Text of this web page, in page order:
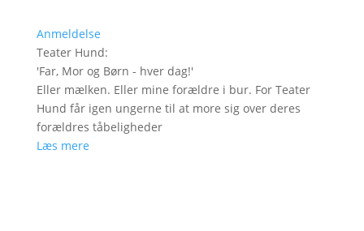
Anmeldelse
Teater Hund:
'Far, Mor og Børn - hver dag!'
Eller mælken. Eller mine forældre i bur. For Teater
Hund får igen ungerne til at more sig over deres
forældres tåbeligheder
Læs mere